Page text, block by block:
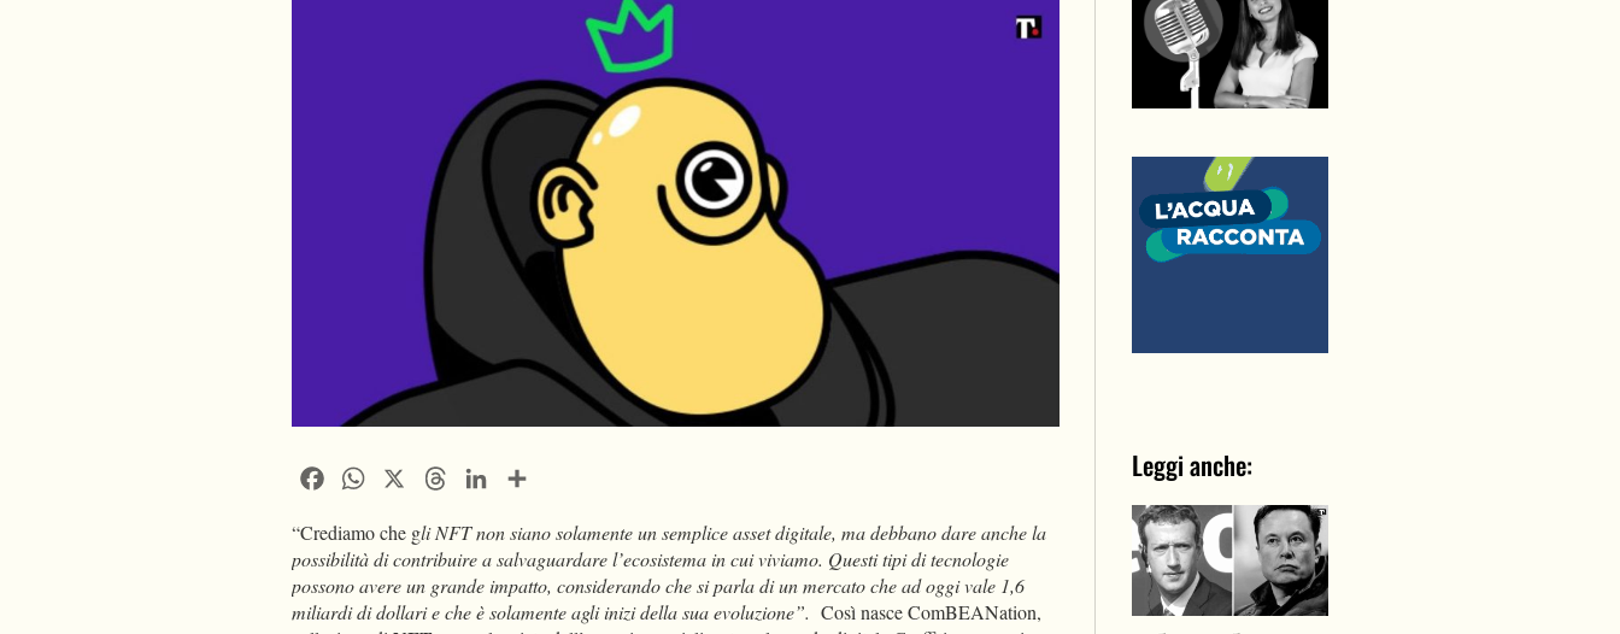
FacebookWhatsApp ThreadsLinkedIn
“Crediamo che gli NFT non siano solamente un semplice asset digitale, ma debbano dare anche la
possibilità di contribuire a salvaguardare l’ecosistema in cui viviamo. Questi tipi di tecnologie
possono avere un grande impatto, considerando che si parla di un mercato che ad oggi vale 1,6
miliardi di dollari e che è solamente agli inizi della sua evoluzione”. Così nasce ComBEANation,
Leggi anche: